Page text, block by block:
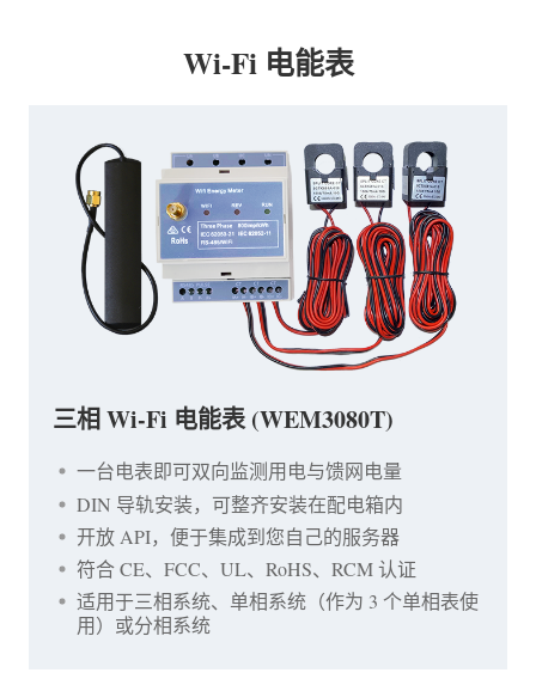
Wi-Fi 电能表
三相 Wi-Fi 电能表 (WEM3080T)
一台电表即可双向监测用电与馈网电量
DIN 导轨安装，可整齐安装在配电箱内
开放 API，便于集成到您自己的服务器
符合 CE、FCC、UL、RoHS、RCM 认证
适用于三相系统、单相系统（作为 3 个单相表使
用）或分相系统